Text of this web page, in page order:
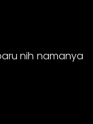
nih namanya